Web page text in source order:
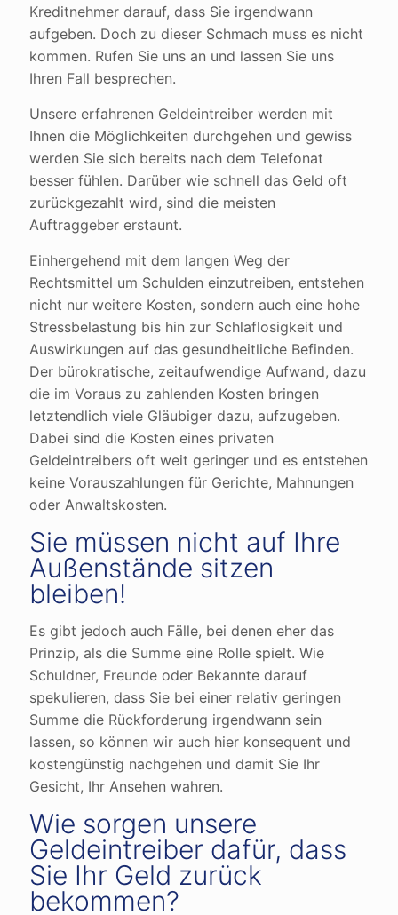
Kreditnehmer darauf, dass Sie irgendwann
aufgeben. Doch zu dieser Schmach muss es nicht
kommen. Rufen Sie uns an und lassen Sie uns
Ihren Fall besprechen.
Unsere erfahrenen Geldeintreiber werden mit
Ihnen die Möglichkeiten durchgehen und gewiss
werden Sie sich bereits nach dem Telefonat
besser fühlen. Darüber wie schnell das Geld oft
zurückgezahlt wird, sind die meisten
Auftraggeber erstaunt.
Einhergehend mit dem langen Weg der
Rechtsmittel um Schulden einzutreiben, entstehen
nicht nur weitere Kosten, sondern auch eine hohe
Stressbelastung bis hin zur Schlaflosigkeit und
Auswirkungen auf das gesundheitliche Befinden.
Der bürokratische, zeitaufwendige Aufwand, dazu
die im Voraus zu zahlenden Kosten bringen
letztendlich viele Gläubiger dazu, aufzugeben.
Dabei sind die Kosten eines privaten
Geldeintreibers oft weit geringer und es entstehen
keine Vorauszahlungen für Gerichte, Mahnungen
oder Anwaltskosten.
Sie müssen nicht auf Ihre
Außenstände sitzen
bleiben!
Es gibt jedoch auch Fälle, bei denen eher das
Prinzip, als die Summe eine Rolle spielt. Wie
Schuldner, Freunde oder Bekannte darauf
spekulieren, dass Sie bei einer relativ geringen
Summe die Rückforderung irgendwann sein
lassen, so können wir auch hier konsequent und
kostengünstig nachgehen und damit Sie Ihr
Gesicht, Ihr Ansehen wahren.
Wie sorgen unsere
Geldeintreiber dafür, dass
Sie Ihr Geld zurück
bekommen?